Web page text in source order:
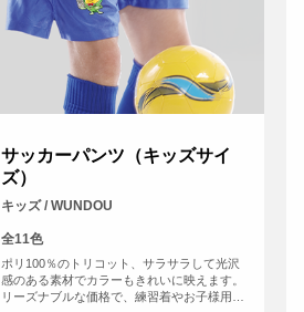
サッカーパンツ（キッズサイ
ズ）
キッズ / WUNDOU
全11色
ポリ100％のトリコット、サラサラして光沢
感のある素材でカラーもきれいに映えます。
リーズナブルな価格で、練習着やお子様用に